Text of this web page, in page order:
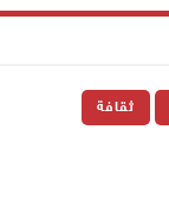
ثقافة